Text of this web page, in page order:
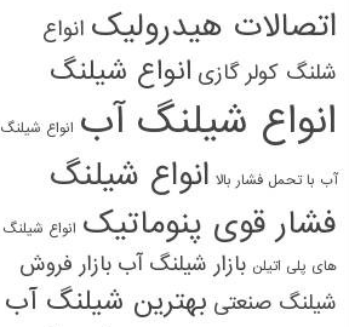
اتصالات هیدرولیک انواع
شلنگ کولر گازی انواع شیلنگ
انواع شیلنگ آب انواع شیلنگ
آب با تحمل فشار بالا انواع شیلنگ
فشار قوی پنوماتیک انواع شیلنگ
های پلی اتیلن بازار شیلنگ آب بازار فروش
شیلنگ صنعتی بهترین شیلنگ آب